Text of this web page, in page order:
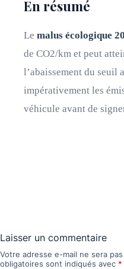
En résumé
Le malus écologique
de CO2/km et peut
l’abaissement du seuil
impérativement les
véhicule avant de
Laisser un commentaire
Votre adresse e-mail ne sera
obligatoires sont indiqués avec *